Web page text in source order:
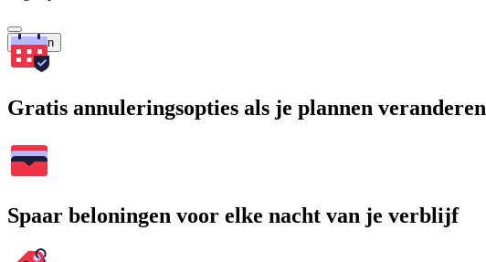
Zoeken
Gratis annuleringsopties als je plannen veranderen
Spaar beloningen voor elke nacht van je verblijf